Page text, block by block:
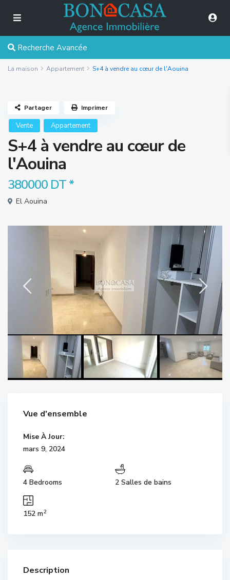
Recherche Avancée
La maison Appartement S+4 à vendre au cœur de l'Aouina
Vente Appartement
S+4 à vendre au cœur de
l'Aouina
380000 DT*
El Aouina
Partager Imprimer
Vue d'ensemble
Mise À Jour:
mars 9, 2024
4 Bedrooms 2 Salles de bains
152 m2
Description